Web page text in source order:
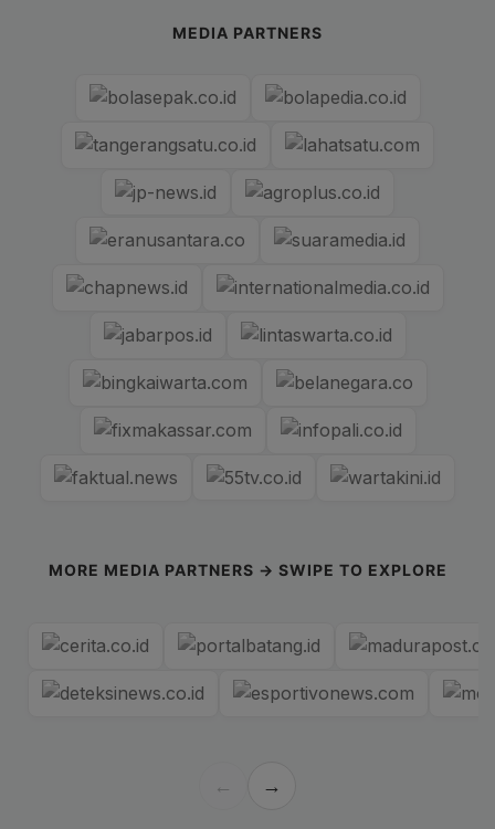
MEDIA PARTNERS
MORE MEDIA PARTNERS → SWIPE TO EXPLORE
← →